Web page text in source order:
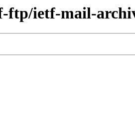
ftp/ietf-mail-